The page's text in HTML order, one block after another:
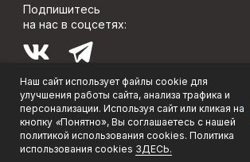
Наш сайт использует файлы cookie для
улучшения работы сайта, анализа трафика и
персонализации. Используя сайт или кликая на
кнопку «Понятно», Вы соглашаетесь с нашей
политикой использования cookies. Политика
использования cookies ЗДЕСЬ.
ООО «РМС», ИНН: 9725167331